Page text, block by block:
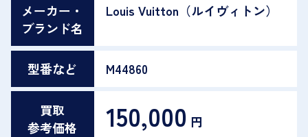
メーカー・
ブランド名
Louis Vuitton（ルイヴィトン）
型番など M44860
買取
参考価格
150,000 円